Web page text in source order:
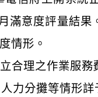
滿意度評量結
情形。
合理之作業服
力分攤等情形